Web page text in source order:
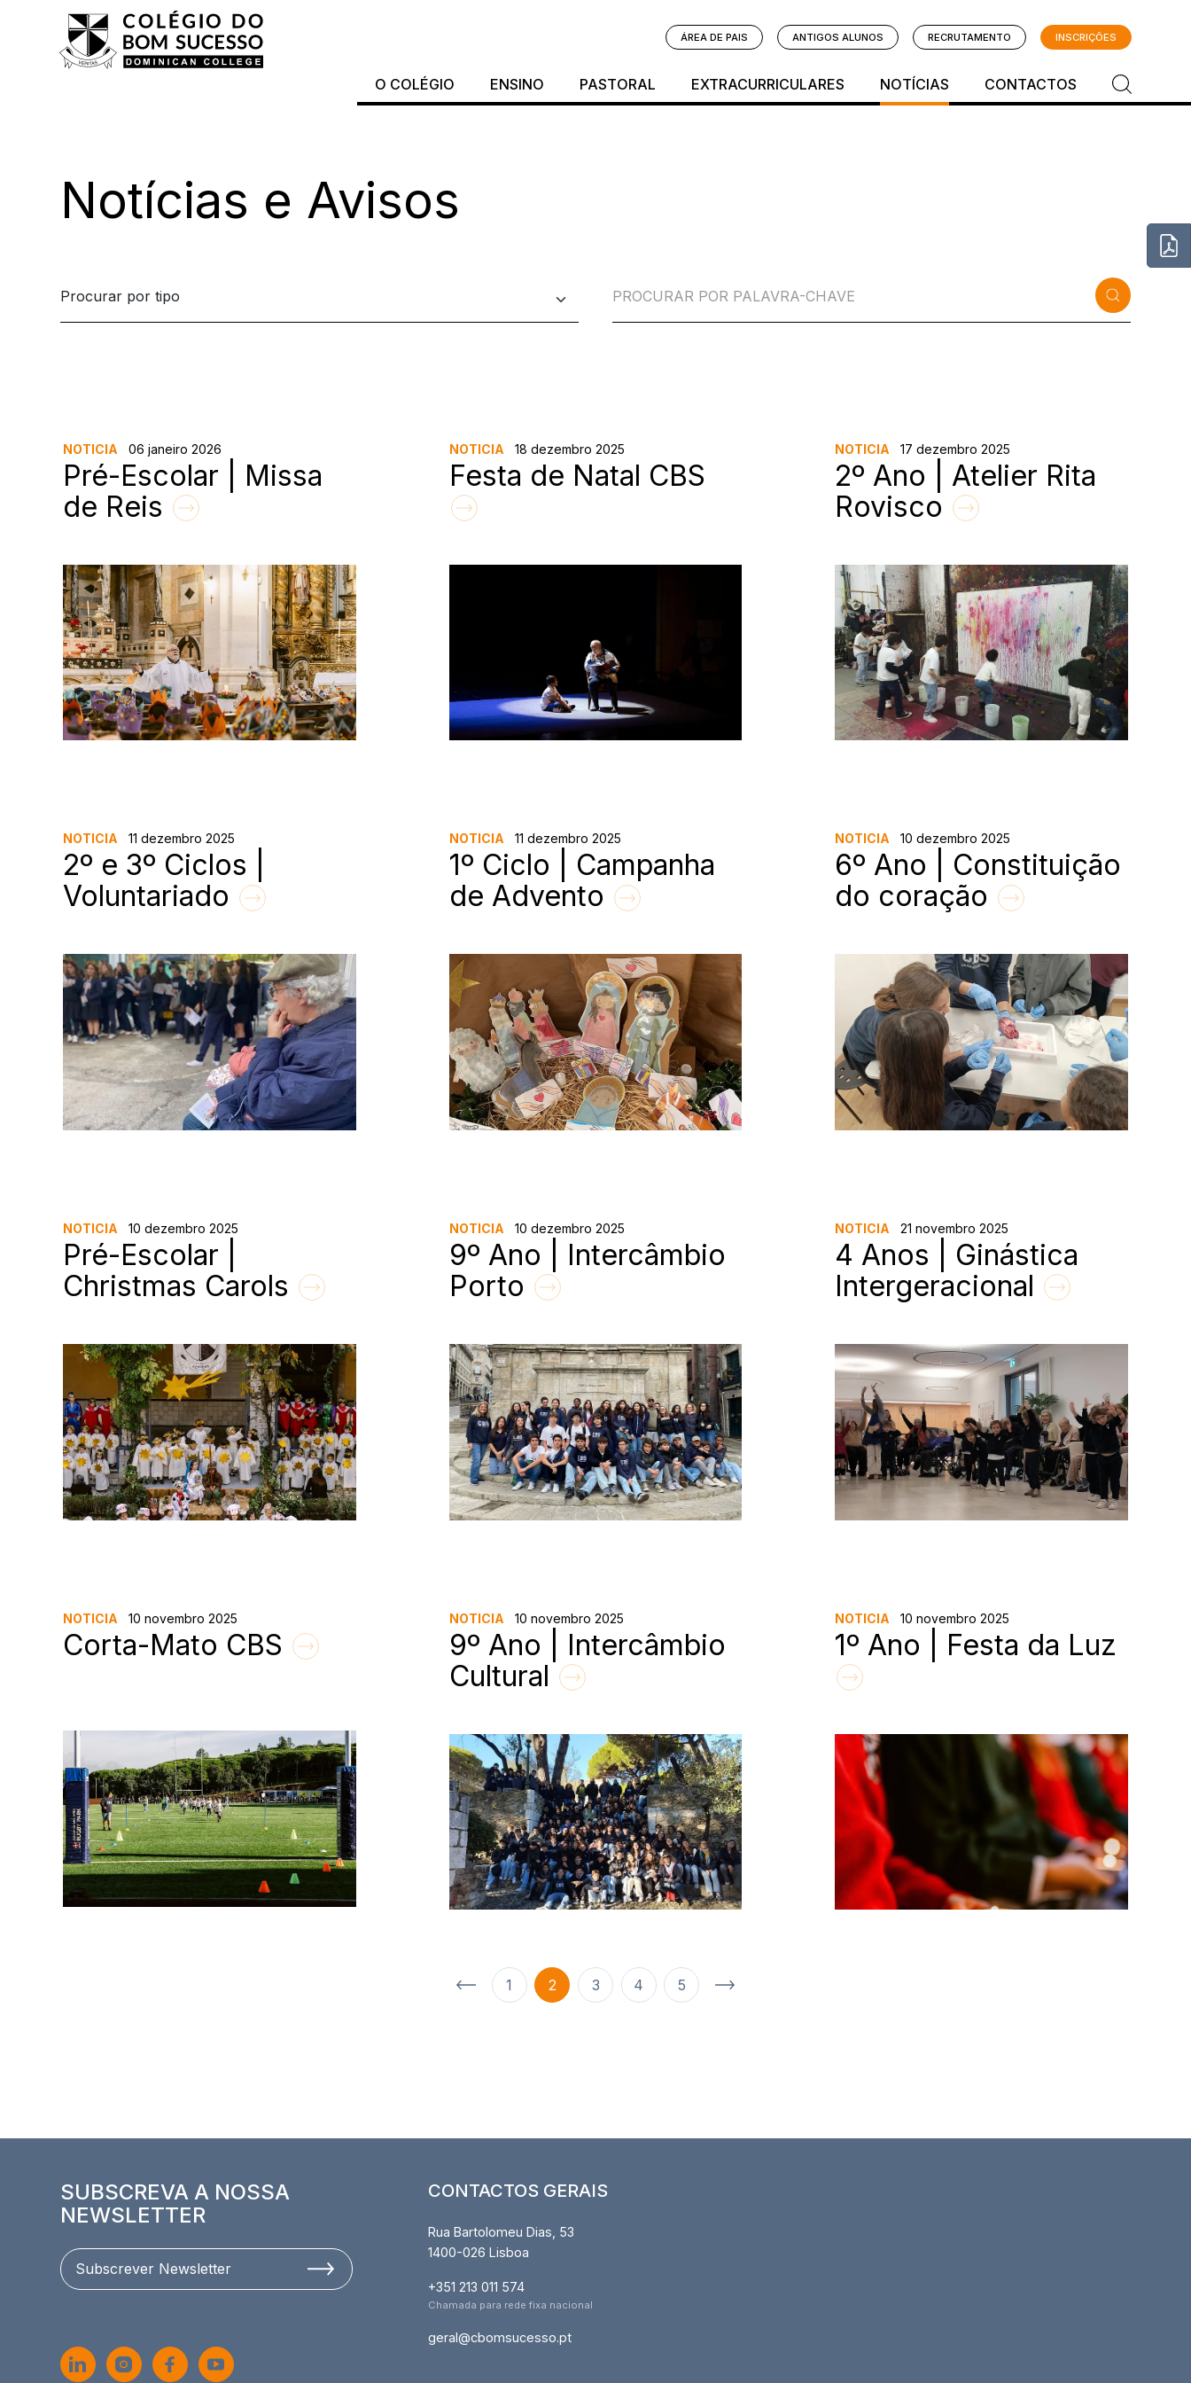
ÁREA DE PAIS ANTIGOS ALUNOS RECRUTAMENTO INSCRIÇÕES
O COLÉGIO ENSINO PASTORAL EXTRACURRICULARES NOTÍCIAS CONTACTOS
Notícias e Avisos
NOTICIA 06 janeiro 2026
Pré-Escolar | Missa
de Reis
NOTICIA 18 dezembro 2025
Festa de Natal CBS
NOTICIA 17 dezembro 2025
2º Ano | Atelier Rita
Rovisco
NOTICIA 11 dezembro 2025
2º e 3º Ciclos |
Voluntariado
NOTICIA 11 dezembro 2025
1º Ciclo | Campanha
de Advento
NOTICIA 10 dezembro 2025
6º Ano | Constituição
do coração
NOTICIA 10 dezembro 2025
Pré-Escolar |
Christmas Carols
NOTICIA 10 dezembro 2025
9º Ano | Intercâmbio
Porto
NOTICIA 21 novembro 2025
4 Anos | Ginástica
Intergeracional
NOTICIA 10 novembro 2025
Corta-Mato CBS
NOTICIA 10 novembro 2025
9º Ano | Intercâmbio
Cultural
NOTICIA 10 novembro 2025
1º Ano | Festa da Luz
1 2 3 4 5
SUBSCREVA A NOSSA
NEWSLETTER
Subscrever Newsletter
CONTACTOS GERAIS
Rua Bartolomeu Dias, 53
1400-026 Lisboa
+351 213 011 574
Chamada para rede fixa nacional
geral@cbomsucesso.pt